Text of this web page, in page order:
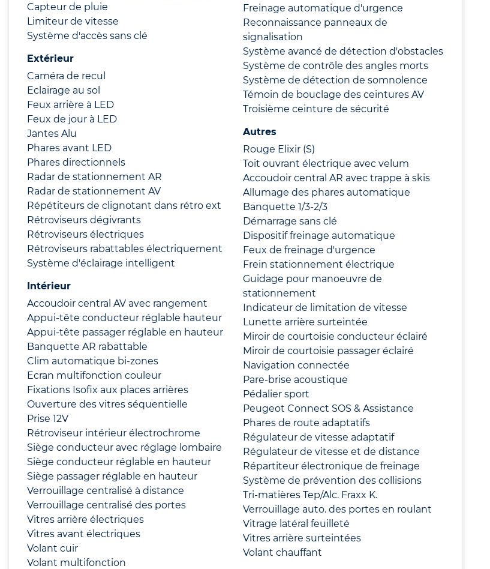
Capteur de pluie
Limiteur de vitesse
Système d'accès sans clé
Extérieur
Caméra de recul
Eclairage au sol
Feux arrière à LED
Feux de jour à LED
Jantes Alu
Phares avant LED
Phares directionnels
Radar de stationnement AR
Radar de stationnement AV
Répétiteurs de clignotant dans rétro ext
Rétroviseurs dégivrants
Rétroviseurs électriques
Rétroviseurs rabattables électriquement
Système d'éclairage intelligent
Intérieur
Accoudoir central AV avec rangement
Appui-tête conducteur réglable hauteur
Appui-tête passager réglable en hauteur
Banquette AR rabattable
Clim automatique bi-zones
Ecran multifonction couleur
Fixations Isofix aux places arrières
Ouverture des vitres séquentielle
Prise 12V
Rétroviseur intérieur électrochrome
Siège conducteur avec réglage lombaire
Siège conducteur réglable en hauteur
Siège passager réglable en hauteur
Verrouillage centralisé à distance
Verrouillage centralisé des portes
Vitres arrière électriques
Vitres avant électriques
Volant cuir
Volant multifonction
Freinage automatique d'urgence
Reconnaissance panneaux de
signalisation
Système avancé de détection d'obstacles
Système de contrôle des angles morts
Système de détection de somnolence
Témoin de bouclage des ceintures AV
Troisième ceinture de sécurité
Autres
Rouge Elixir (S)
Toit ouvrant électrique avec velum
Accoudoir central AR avec trappe à skis
Allumage des phares automatique
Banquette 1/3-2/3
Démarrage sans clé
Dispositif freinage automatique
Feux de freinage d'urgence
Frein stationnement électrique
Guidage pour manoeuvre de
stationnement
Indicateur de limitation de vitesse
Lunette arrière surteintée
Miroir de courtoisie conducteur éclairé
Miroir de courtoisie passager éclairé
Navigation connectée
Pare-brise acoustique
Pédalier sport
Peugeot Connect SOS & Assistance
Phares de route adaptatifs
Régulateur de vitesse adaptatif
Régulateur de vitesse et de distance
Répartiteur électronique de freinage
Système de prévention des collisions
Tri-matières Tep/Alc. Fraxx K.
Verrouillage auto. des portes en roulant
Vitrage latéral feuilleté
Vitres arrière surteintées
Volant chauffant